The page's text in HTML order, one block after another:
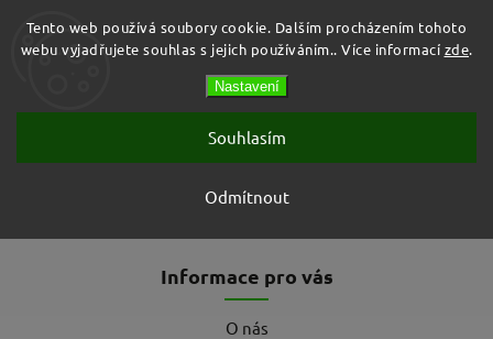
Tento web používá soubory cookie. Dalším procházením tohoto
webu vyjadřujete souhlas s jejich používáním.. Více informací zde.
Nastavení
Odmítnout
Souhlasím
Informace pro vás
O nás